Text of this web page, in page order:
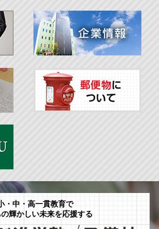
・中・高一貫教育で
輝かしい未来を応援する